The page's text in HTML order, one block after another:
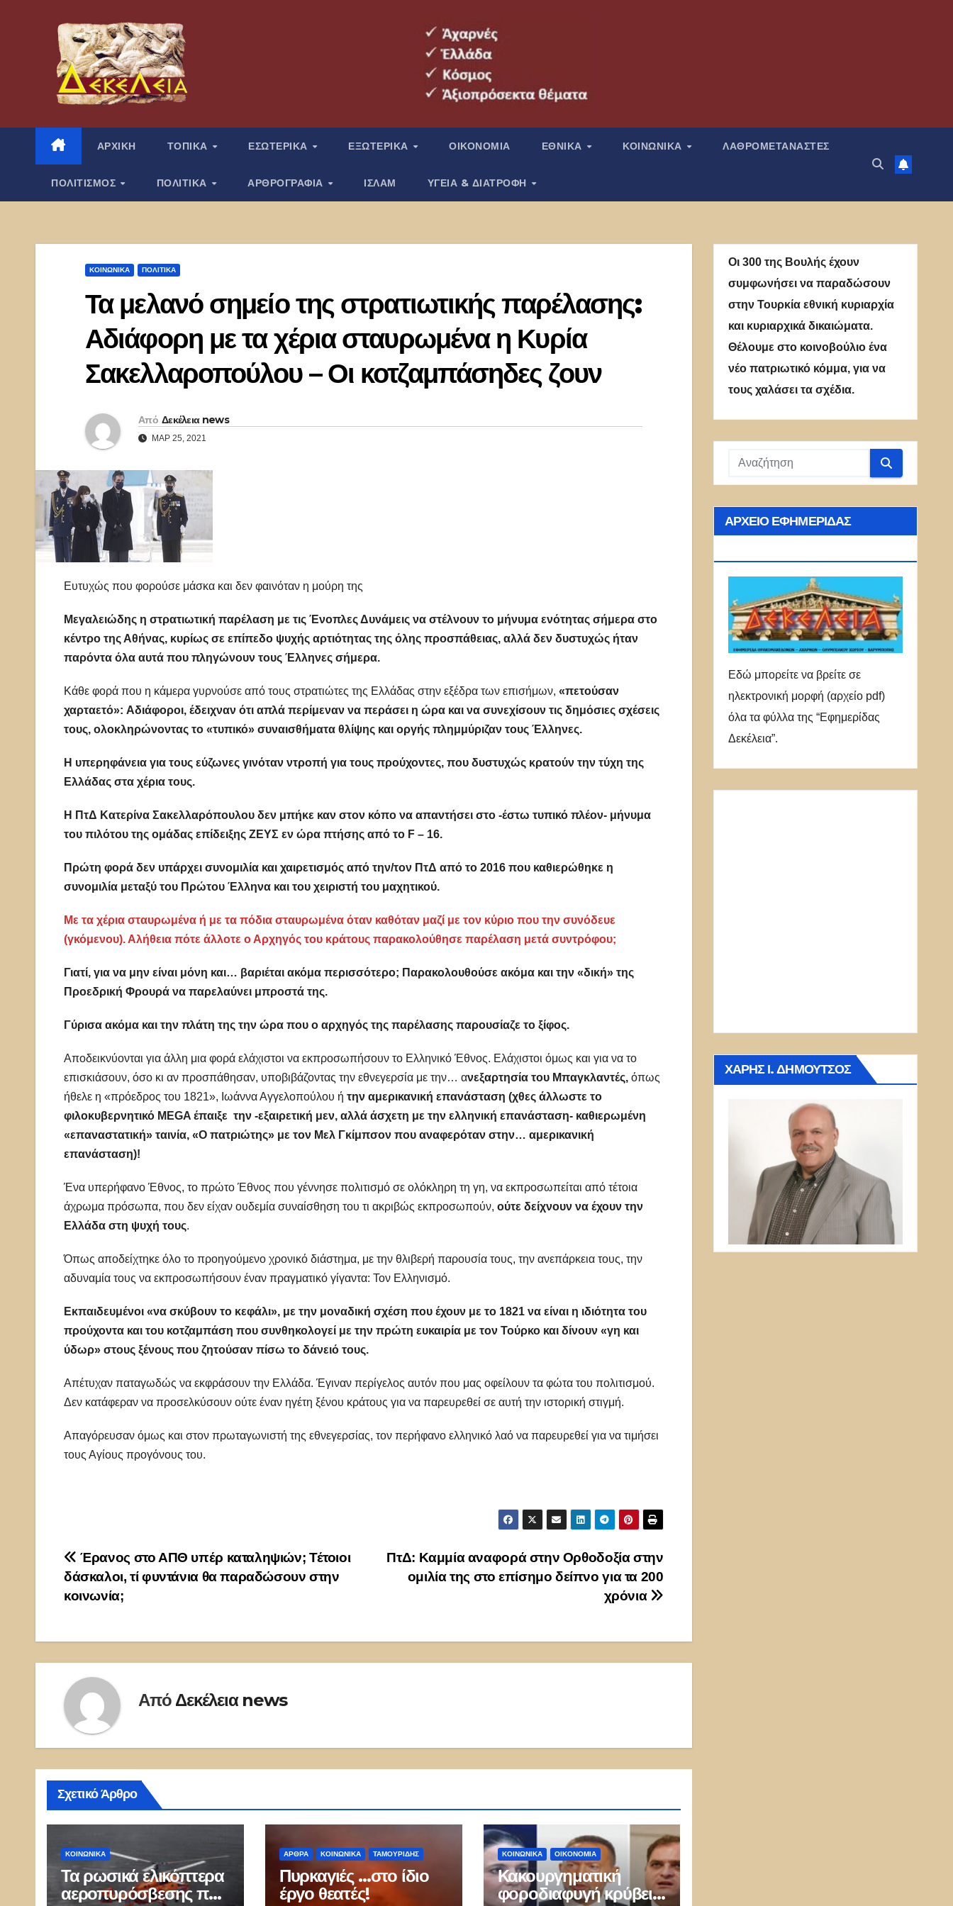
περιεχόμενο
ΑΡΧΙΚΗ ΤΟΠΙΚΑ ΕΣΩΤΕΡΙΚΑ ΕΞΩΤΕΡΙΚΑ ΟΙΚΟΝΟΜΙΑ ΕΘΝΙΚΑ ΚΟΙΝΩΝΙΚΑ ΛΑΘΡΟΜΕΤΑΝΑΣΤΕΣ
ΠΟΛΙΤΙΣΜΟΣ ΠΟΛΙΤΙΚΑ ΑΡΘΡΟΓΡΑΦΙΑ ΙΣΛΑΜ ΥΓΕΙΑ & ΔΙΑΤΡΟΦΗ
ΚΟΙΝΩΝΙΚΑ ΠΟΛΙΤΙΚΑ
Τα μελανό σημείο της στρατιωτικής παρέλασης:
Αδιάφορη με τα χέρια σταυρωμένα η Κυρία
Σακελλαροπούλου – Οι κοτζαμπάσηδες ζουν
Από Δεκέλεια news
ΜΑΡ 25, 2021
Ευτυχώς που φορούσε μάσκα και δεν φαινόταν η μούρη της
Μεγαλειώδης η στρατιωτική παρέλαση με τις Ένοπλες Δυνάμεις να στέλνουν το μήνυμα ενότητας σήμερα στο
κέντρο της Αθήνας, κυρίως σε επίπεδο ψυχής αρτιότητας της όλης προσπάθειας, αλλά δεν δυστυχώς ήταν
παρόντα όλα αυτά που πληγώνουν τους Έλληνες σήμερα.
Κάθε φορά που η κάμερα γυρνούσε από τους στρατιώτες της Ελλάδας στην εξέδρα των επισήμων, «πετούσαν
χαρταετό»: Αδιάφοροι, έδειχναν ότι απλά περίμεναν να περάσει η ώρα και να συνεχίσουν τις δημόσιες σχέσεις
τους, ολοκληρώνοντας το «τυπικό» συναισθήματα θλίψης και οργής πλημμύριζαν τους Έλληνες.
Η υπερηφάνεια για τους εύζωνες γινόταν ντροπή για τους προύχοντες, που δυστυχώς κρατούν την τύχη της
Ελλάδας στα χέρια τους.
Η ΠτΔ Κατερίνα Σακελλαρόπουλου δεν μπήκε καν στον κόπο να απαντήσει στο -έστω τυπικό πλέον- μήνυμα
του πιλότου της ομάδας επίδειξης ΖΕΥΣ εν ώρα πτήσης από το F – 16.
Πρώτη φορά δεν υπάρχει συνομιλία και χαιρετισμός από την/τον ΠτΔ από το 2016 που καθιερώθηκε η
συνομιλία μεταξύ του Πρώτου Έλληνα και του χειριστή του μαχητικού.
Με τα χέρια σταυρωμένα ή με τα πόδια σταυρωμένα όταν καθόταν μαζί με τον κύριο που την συνόδευε
(γκόμενου). Αλήθεια πότε άλλοτε ο Αρχηγός του κράτους παρακολούθησε παρέλαση μετά συντρόφου;
Γιατί, για να μην είναι μόνη και… βαριέται ακόμα περισσότερο; Παρακολουθούσε ακόμα και την «δική» της
Προεδρική Φρουρά να παρελαύνει μπροστά της.
Γύρισα ακόμα και την πλάτη της την ώρα που ο αρχηγός της παρέλασης παρουσίαζε το ξίφος.
Αποδεικνύονται για άλλη μια φορά ελάχιστοι να εκπροσωπήσουν το Ελληνικό Έθνος. Ελάχιστοι όμως και για να το
επισκιάσουν, όσο κι αν προσπάθησαν, υποβιβάζοντας την εθνεγερσία με την… ανεξαρτησία του Μπαγκλαντές, όπως
ήθελε η «πρόεδρος του 1821», Ιωάννα Αγγελοπούλου ή την αμερικανική επανάσταση (χθες άλλωστε το
φιλοκυβερνητικό MEGA έπαιξε την -εξαιρετική μεν, αλλά άσχετη με την ελληνική επανάσταση- καθιερωμένη
«επαναστατική» ταινία, «Ο πατριώτης» με τον Μελ Γκίμπσον που αναφερόταν στην… αμερικανική
επανάσταση)!
Ένα υπερήφανο Έθνος, το πρώτο Έθνος που γέννησε πολιτισμό σε ολόκληρη τη γη, να εκπροσωπείται από τέτοια
άχρωμα πρόσωπα, που δεν είχαν ουδεμία συναίσθηση του τι ακριβώς εκπροσωπούν, ούτε δείχνουν να έχουν την
Ελλάδα στη ψυχή τους.
Όπως αποδείχτηκε όλο το προηγούμενο χρονικό διάστημα, με την θλιβερή παρουσία τους, την ανεπάρκεια τους, την
αδυναμία τους να εκπροσωπήσουν έναν πραγματικό γίγαντα: Τον Ελληνισμό.
Εκπαιδευμένοι «να σκύβουν το κεφάλι», με την μοναδική σχέση που έχουν με το 1821 να είναι η ιδιότητα του
προύχοντα και του κοτζαμπάση που συνθηκολογεί με την πρώτη ευκαιρία με τον Τούρκο και δίνουν «γη και
ύδωρ» στους ξένους που ζητούσαν πίσω το δάνειό τους.
Απέτυχαν παταγωδώς να εκφράσουν την Ελλάδα. Έγιναν περίγελος αυτόν που μας οφείλουν τα φώτα του πολιτισμού.
Δεν κατάφεραν να προσελκύσουν ούτε έναν ηγέτη ξένου κράτους για να παρευρεθεί σε αυτή την ιστορική στιγμή.
Απαγόρευσαν όμως και στον πρωταγωνιστή της εθνεγερσίας, τον περήφανο ελληνικό λαό να παρευρεθεί για να τιμήσει
τους Αγίους προγόνους του.
Πλοήγηση
άρθρων
ΠτΔ: Καμμία αναφορά στην Ορθοδοξία στην
ομιλία της στο επίσημο δείπνο για τα 200
χρόνια
Έρανος στο ΑΠΘ υπέρ καταληψιών; Τέτοιοι
δάσκαλοι, τί φυντάνια θα παραδώσουν στην
κοινωνία;
Από Δεκέλεια news
Σχετικό Άρθρο
ΚΟΙΝΩΝΙΚΑ
Τα ρωσικά ελικόπτερα
αεροπυρόσβεσης που
ΑΡΘΡΑ ΚΟΙΝΩΝΙΚΑ ΤΑΜΟΥΡΊΔΗΣ
Πυρκαγιές …στο ίδιο
έργο θεατές!
ΚΟΙΝΩΝΙΚΑ ΟΙΚΟΝΟΜΙΑ
Κακουργηματική
φοροδιαφυγή κρύβει
Οι 300 της Βουλής έχουν
συμφωνήσει να παραδώσουν
στην Τουρκία εθνική κυριαρχία
και κυριαρχικά δικαιώματα.
Θέλουμε στο κοινοβούλιο ένα
νέο πατριωτικό κόμμα, για να
τους χαλάσει τα σχέδια.
ΑΡΧΕΊΟ ΕΦΗΜΕΡΊΔΑΣ
Εδώ μπορείτε να βρείτε σε
ηλεκτρονική μορφή (αρχείο pdf)
όλα τα φύλλα της “Εφημερίδας
Δεκέλεια”.
ΧΆΡΗΣ Ι. ΔΗΜΟΎΤΣΟΣ